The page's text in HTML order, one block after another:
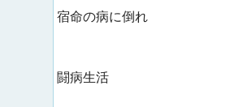
宿命の病に倒れ
闘病生活